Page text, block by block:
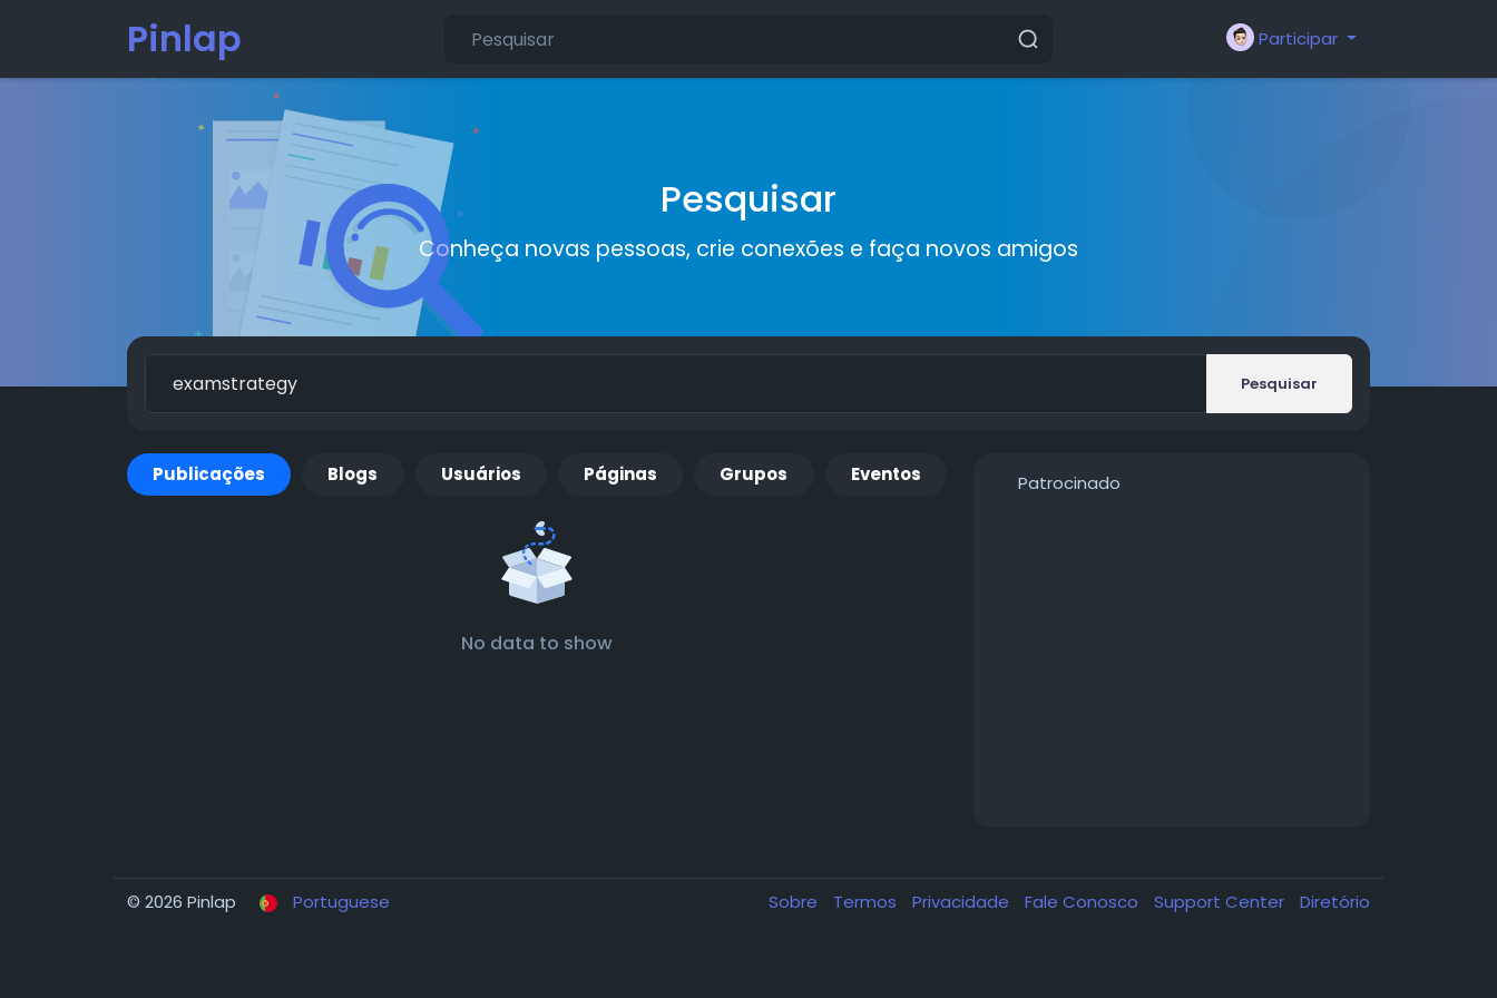
Pinlap Participar
Pesquisar
Conheça novas pessoas, crie conexões e faça novos amigos
Pesquisar
Publicações Blogs Usuários Páginas Grupos Eventos
No data to show
Patrocinado
© 2026 Pinlap Portuguese Sobre Termos Privacidade Fale Conosco Support Center Diretório